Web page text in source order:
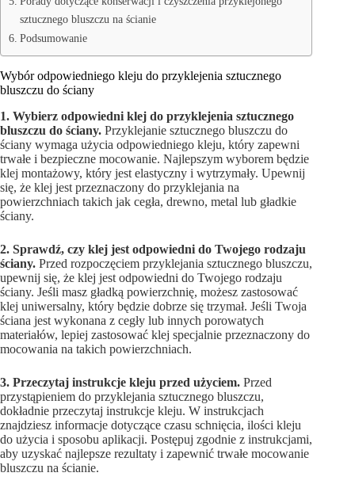
sztucznego bluszczu na ścianie
Podsumowanie
Wybór odpowiedniego kleju do przyklejenia sztucznego
bluszczu do ściany
1. Wybierz odpowiedni klej do przyklejenia sztucznego
bluszczu do ściany. Przyklejanie sztucznego bluszczu do
ściany wymaga użycia odpowiedniego kleju, który zapewni
trwałe i bezpieczne mocowanie. Najlepszym wyborem będzie
klej montażowy, który jest elastyczny i wytrzymały. Upewnij
się, że klej jest przeznaczony do przyklejania na
powierzchniach takich jak cegła, drewno, metal lub gładkie
ściany.
2. Sprawdź, czy klej jest odpowiedni do Twojego rodzaju
ściany. Przed rozpoczęciem przyklejania sztucznego bluszczu,
upewnij się, że klej jest odpowiedni do Twojego rodzaju
ściany. Jeśli masz gładką powierzchnię, możesz zastosować
klej uniwersalny, który będzie dobrze się trzymał. Jeśli Twoja
ściana jest wykonana z cegły lub innych porowatych
materiałów, lepiej zastosować klej specjalnie przeznaczony do
mocowania na takich powierzchniach.
3. Przeczytaj instrukcje kleju przed użyciem. Przed
przystąpieniem do przyklejania sztucznego bluszczu,
dokładnie przeczytaj instrukcje kleju. W instrukcjach
znajdziesz informacje dotyczące czasu schnięcia, ilości kleju
do użycia i sposobu aplikacji. Postępuj zgodnie z instrukcjami,
aby uzyskać najlepsze rezultaty i zapewnić trwałe mocowanie
bluszczu na ścianie.